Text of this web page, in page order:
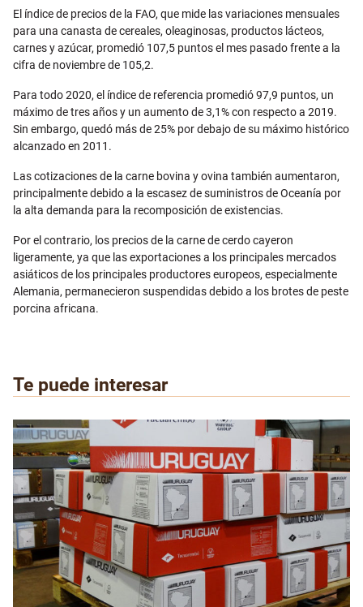
El índice de precios de la FAO, que mide las variaciones mensuales
para una canasta de cereales, oleaginosas, productos lácteos,
carnes y azúcar, promedió 107,5 puntos el mes pasado frente a la
cifra de noviembre de 105,2.
Para todo 2020, el índice de referencia promedió 97,9 puntos, un
máximo de tres años y un aumento de 3,1% con respecto a 2019.
Sin embargo, quedó más de 25% por debajo de su máximo histórico
alcanzado en 2011.
Las cotizaciones de la carne bovina y ovina también aumentaron,
principalmente debido a la escasez de suministros de Oceanía por
la alta demanda para la recomposición de existencias.
Por el contrario, los precios de la carne de cerdo cayeron
ligeramente, ya que las exportaciones a los principales mercados
asiáticos de los principales productores europeos, especialmente
Alemania, permanecieron suspendidas debido a los brotes de peste
porcina africana.
Te puede interesar